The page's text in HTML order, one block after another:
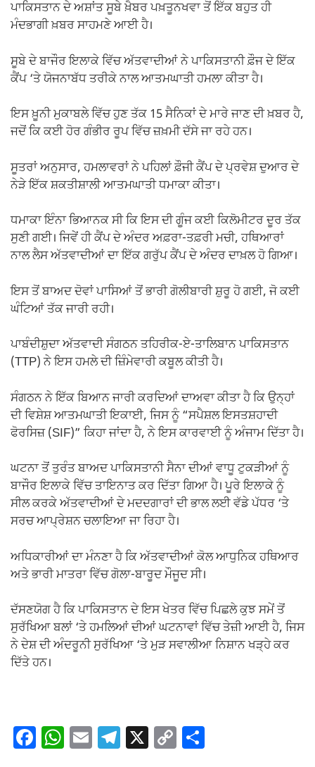
ਪਾਕਿਸਤਾਨ ਦੇ ਅਸ਼ਾਂਤ ਸੂਬੇ ਖ਼ੈਬਰ ਪਖ਼ਤੂਨਖਵਾ ਤੋਂ ਇੱਕ ਬਹੁਤ ਹੀ
ਮੰਦਭਾਗੀ ਖ਼ਬਰ ਸਾਹਮਣੇ ਆਈ ਹੈ।
ਸੂਬੇ ਦੇ ਬਾਜੌਰ ਇਲਾਕੇ ਵਿੱਚ ਅੱਤਵਾਦੀਆਂ ਨੇ ਪਾਕਿਸਤਾਨੀ ਫ਼ੌਜ ਦੇ ਇੱਕ
ਕੈਂਪ ‘ਤੇ ਯੋਜਨਾਬੱਧ ਤਰੀਕੇ ਨਾਲ ਆਤਮਘਾਤੀ ਹਮਲਾ ਕੀਤਾ ਹੈ।
ਇਸ ਖ਼ੂਨੀ ਮੁਕਾਬਲੇ ਵਿੱਚ ਹੁਣ ਤੱਕ 15 ਸੈਨਿਕਾਂ ਦੇ ਮਾਰੇ ਜਾਣ ਦੀ ਖ਼ਬਰ ਹੈ,
ਜਦੋਂ ਕਿ ਕਈ ਹੋਰ ਗੰਭੀਰ ਰੂਪ ਵਿੱਚ ਜ਼ਖ਼ਮੀ ਦੱਸੇ ਜਾ ਰਹੇ ਹਨ।
ਸੂਤਰਾਂ ਅਨੁਸਾਰ, ਹਮਲਾਵਰਾਂ ਨੇ ਪਹਿਲਾਂ ਫ਼ੌਜੀ ਕੈਂਪ ਦੇ ਪ੍ਰਵੇਸ਼ ਦੁਆਰ ਦੇ
ਨੇੜੇ ਇੱਕ ਸ਼ਕਤੀਸ਼ਾਲੀ ਆਤਮਘਾਤੀ ਧਮਾਕਾ ਕੀਤਾ।
ਧਮਾਕਾ ਇੰਨਾ ਭਿਆਨਕ ਸੀ ਕਿ ਇਸ ਦੀ ਗੂੰਜ ਕਈ ਕਿਲੋਮੀਟਰ ਦੂਰ ਤੱਕ
ਸੁਣੀ ਗਈ। ਜਿਵੇਂ ਹੀ ਕੈਂਪ ਦੇ ਅੰਦਰ ਅਫ਼ਰਾ-ਤਫ਼ਰੀ ਮਚੀ, ਹਥਿਆਰਾਂ
ਨਾਲ ਲੈਸ ਅੱਤਵਾਦੀਆਂ ਦਾ ਇੱਕ ਗਰੁੱਪ ਕੈਂਪ ਦੇ ਅੰਦਰ ਦਾਖ਼ਲ ਹੋ ਗਿਆ।
ਇਸ ਤੋਂ ਬਾਅਦ ਦੋਵਾਂ ਪਾਸਿਆਂ ਤੋਂ ਭਾਰੀ ਗੋਲੀਬਾਰੀ ਸ਼ੁਰੂ ਹੋ ਗਈ, ਜੋ ਕਈ
ਘੰਟਿਆਂ ਤੱਕ ਜਾਰੀ ਰਹੀ।
ਪਾਬੰਦੀਸ਼ੁਦਾ ਅੱਤਵਾਦੀ ਸੰਗਠਨ ਤਹਿਰੀਕ-ਏ-ਤਾਲਿਬਾਨ ਪਾਕਿਸਤਾਨ
(TTP) ਨੇ ਇਸ ਹਮਲੇ ਦੀ ਜ਼ਿੰਮੇਵਾਰੀ ਕਬੂਲ ਕੀਤੀ ਹੈ।
ਸੰਗਠਨ ਨੇ ਇੱਕ ਬਿਆਨ ਜਾਰੀ ਕਰਦਿਆਂ ਦਾਅਵਾ ਕੀਤਾ ਹੈ ਕਿ ਉਨ੍ਹਾਂ
ਦੀ ਵਿਸ਼ੇਸ਼ ਆਤਮਘਾਤੀ ਇਕਾਈ, ਜਿਸ ਨੂੰ “ਸਪੈਸ਼ਲ ਇਸਤਸ਼ਹਾਦੀ
ਫੋਰਸਿਜ਼ (SIF)” ਕਿਹਾ ਜਾਂਦਾ ਹੈ, ਨੇ ਇਸ ਕਾਰਵਾਈ ਨੂੰ ਅੰਜਾਮ ਦਿੱਤਾ ਹੈ।
ਘਟਨਾ ਤੋਂ ਤੁਰੰਤ ਬਾਅਦ ਪਾਕਿਸਤਾਨੀ ਸੈਨਾ ਦੀਆਂ ਵਾਧੂ ਟੁਕੜੀਆਂ ਨੂੰ
ਬਾਜੌਰ ਇਲਾਕੇ ਵਿੱਚ ਤਾਇਨਾਤ ਕਰ ਦਿੱਤਾ ਗਿਆ ਹੈ। ਪੂਰੇ ਇਲਾਕੇ ਨੂੰ
ਸੀਲ ਕਰਕੇ ਅੱਤਵਾਦੀਆਂ ਦੇ ਮਦਦਗਾਰਾਂ ਦੀ ਭਾਲ ਲਈ ਵੱਡੇ ਪੱਧਰ ‘ਤੇ
ਸਰਚ ਆਪ੍ਰੇਸ਼ਨ ਚਲਾਇਆ ਜਾ ਰਿਹਾ ਹੈ।
ਅਧਿਕਾਰੀਆਂ ਦਾ ਮੰਨਣਾ ਹੈ ਕਿ ਅੱਤਵਾਦੀਆਂ ਕੋਲ ਆਧੁਨਿਕ ਹਥਿਆਰ
ਅਤੇ ਭਾਰੀ ਮਾਤਰਾ ਵਿੱਚ ਗੋਲਾ-ਬਾਰੂਦ ਮੌਜੂਦ ਸੀ।
ਦੱਸਣਯੋਗ ਹੈ ਕਿ ਪਾਕਿਸਤਾਨ ਦੇ ਇਸ ਖੇਤਰ ਵਿੱਚ ਪਿਛਲੇ ਕੁਝ ਸਮੇਂ ਤੋਂ
ਸੁਰੱਖਿਆ ਬਲਾਂ ‘ਤੇ ਹਮਲਿਆਂ ਦੀਆਂ ਘਟਨਾਵਾਂ ਵਿੱਚ ਤੇਜ਼ੀ ਆਈ ਹੈ, ਜਿਸ
ਨੇ ਦੇਸ਼ ਦੀ ਅੰਦਰੂਨੀ ਸੁਰੱਖਿਆ ‘ਤੇ ਮੁੜ ਸਵਾਲੀਆ ਨਿਸ਼ਾਨ ਖੜ੍ਹੇ ਕਰ
ਦਿੱਤੇ ਹਨ।
F W E T X C